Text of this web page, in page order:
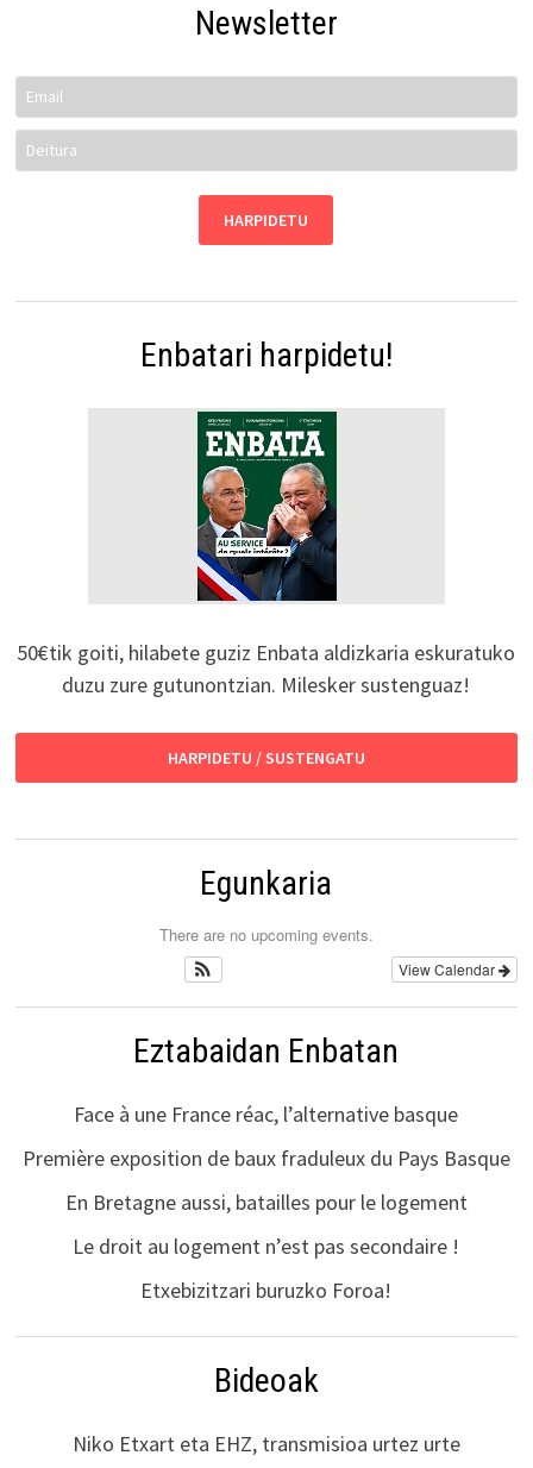
Newsletter
Enbatari harpidetu!
50€tik goiti, hilabete guziz Enbata aldizkaria eskuratuko
duzu zure gutunontzian. Milesker sustenguaz!
HARPIDETU / SUSTENGATU
Egunkaria
There are no upcoming events.
View Calendar
Eztabaidan Enbatan
Face à une France réac, l’alternative basque
Première exposition de baux fraduleux du Pays Basque
En Bretagne aussi, batailles pour le logement
Le droit au logement n’est pas secondaire !
Etxebizitzari buruzko Foroa!
Bideoak
Niko Etxart eta EHZ, transmisioa urtez urte